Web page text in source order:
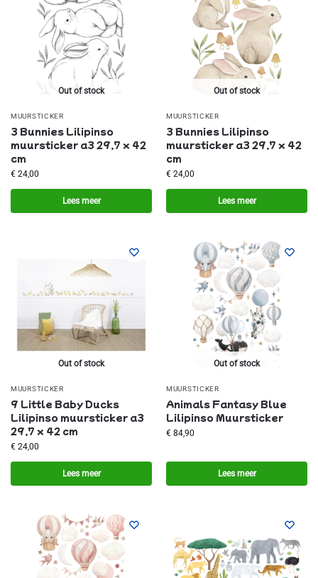
Out of stock
MUURSTICKER
3 Bunnies Lilipinso
muursticker a3 29,7 x 42
cm
€ 24,00
Lees meer
Out of stock
MUURSTICKER
3 Bunnies Lilipinso
muursticker a3 29,7 x 42
cm
€ 24,00
Lees meer
Out of stock
MUURSTICKER
9 Little Baby Ducks
Lilipinso muursticker a3
29,7 x 42 cm
€ 24,00
Lees meer
Out of stock
MUURSTICKER
Animals Fantasy Blue
Lilipinso Muursticker
€ 84,90
Lees meer